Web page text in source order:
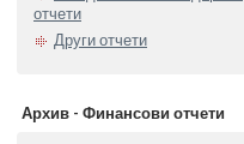
отчети
Други отчети
Архив - Финансови отчети